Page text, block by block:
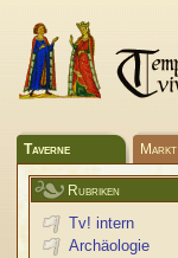
Taverne Markt
Rubriken
Tv! intern
Archäologie